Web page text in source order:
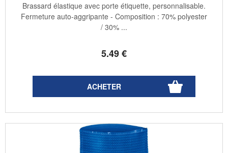
5.49€
Brassard élastique avec porte étiquette, personnalisable.
Fermeture auto-aggripante - Composition : 70% polyester
/ 30% ...